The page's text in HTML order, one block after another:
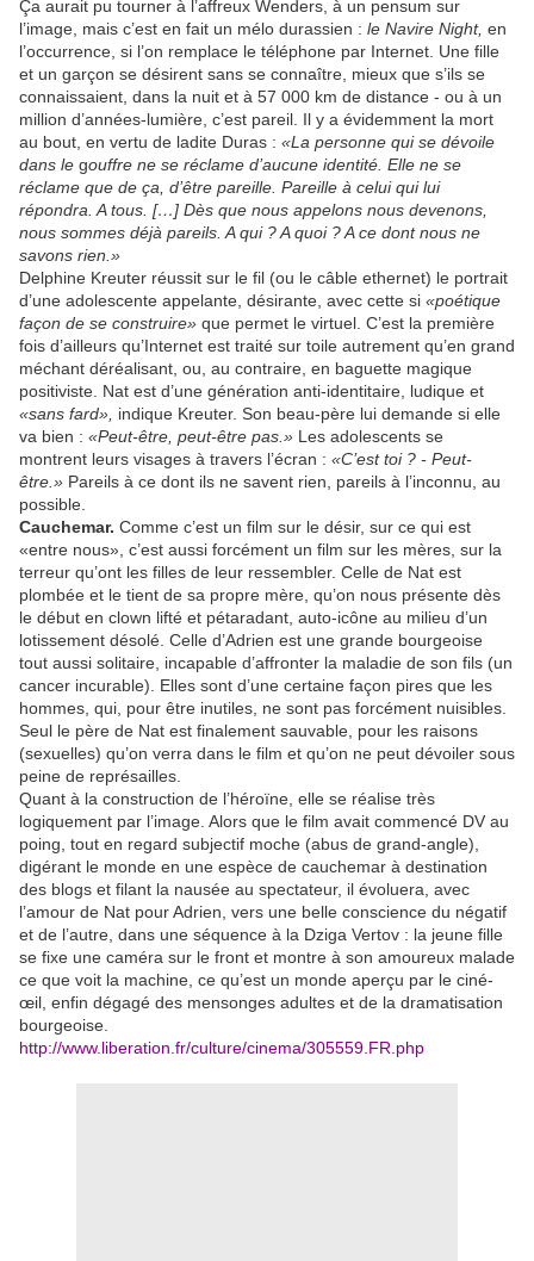
Ça aurait pu tourner à l’affreux Wenders, à un pensum sur
l’image, mais c’est en fait un mélo durassien : le Navire Night, en
l’occurrence, si l’on remplace le téléphone par Internet. Une fille
et un garçon se désirent sans se connaître, mieux que s’ils se
connaissaient, dans la nuit et à 57 000 km de distance - ou à un
million d’années-lumière, c’est pareil. Il y a évidemment la mort
au bout, en vertu de ladite Duras : «La personne qui se dévoile
dans le gouffre ne se réclame d’aucune identité. Elle ne se
réclame que de ça, d’être pareille. Pareille à celui qui lui
répondra. A tous. […] Dès que nous appelons nous devenons,
nous sommes déjà pareils. A qui ? A quoi ? A ce dont nous ne
savons rien.»
Delphine Kreuter réussit sur le fil (ou le câble ethernet) le portrait
d’une adolescente appelante, désirante, avec cette si «poétique
façon de se construire» que permet le virtuel. C’est la première
fois d’ailleurs qu’Internet est traité sur toile autrement qu’en grand
méchant déréalisant, ou, au contraire, en baguette magique
positiviste. Nat est d’une génération anti-identitaire, ludique et
«sans fard», indique Kreuter. Son beau-père lui demande si elle
va bien : «Peut-être, peut-être pas.» Les adolescents se
montrent leurs visages à travers l’écran : «C’est toi ? - Peut-
être.» Pareils à ce dont ils ne savent rien, pareils à l’inconnu, au
possible.
Cauchemar. Comme c’est un film sur le désir, sur ce qui est
«entre nous», c’est aussi forcément un film sur les mères, sur la
terreur qu’ont les filles de leur ressembler. Celle de Nat est
plombée et le tient de sa propre mère, qu’on nous présente dès
le début en clown lifté et pétaradant, auto-icône au milieu d’un
lotissement désolé. Celle d’Adrien est une grande bourgeoise
tout aussi solitaire, incapable d’affronter la maladie de son fils (un
cancer incurable). Elles sont d’une certaine façon pires que les
hommes, qui, pour être inutiles, ne sont pas forcément nuisibles.
Seul le père de Nat est finalement sauvable, pour les raisons
(sexuelles) qu’on verra dans le film et qu’on ne peut dévoiler sous
peine de représailles.
Quant à la construction de l’héroïne, elle se réalise très
logiquement par l’image. Alors que le film avait commencé DV au
poing, tout en regard subjectif moche (abus de grand-angle),
digérant le monde en une espèce de cauchemar à destination
des blogs et filant la nausée au spectateur, il évoluera, avec
l’amour de Nat pour Adrien, vers une belle conscience du négatif
et de l’autre, dans une séquence à la Dziga Vertov : la jeune fille
se fixe une caméra sur le front et montre à son amoureux malade
ce que voit la machine, ce qu’est un monde aperçu par le ciné-
œil, enfin dégagé des mensonges adultes et de la dramatisation
bourgeoise.
http://www.liberation.fr/culture/cinema/305559.FR.php